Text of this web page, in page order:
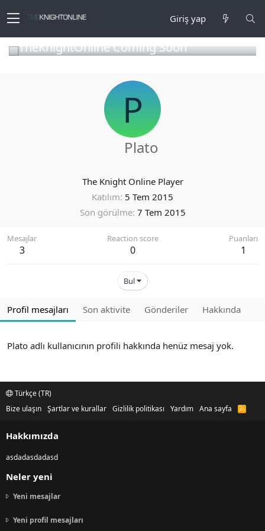
Giriş yap
TheKnightOnline Coming Soon
P
Plato
The Knight Online Player
Katılım 5 Tem 2015
Son görülme 7 Tem 2015
Mesajlar
3
Reaction score
0
Puanları
1
Bul
Profil mesajları Son aktivite Gönderiler Hakkında
Plato adlı kullanıcının profili hakkında henüz mesaj yok.
Türkçe (TR)
Bize ulaşın Şartlar ve kurallar Gizlilik politikası Yardım Ana sayfa
R
Hakkımızda
asdadasdadasd
Neler yeni
Yeni mesajlar
Yeni profil mesajları